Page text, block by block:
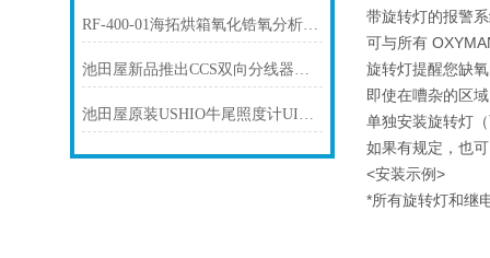
RF-400-01海拓烘箱氧化锆氧分析仪TORAY东丽
池田屋新品推出CCS双向分线器机器人电缆 FRCB-W-1
池田屋原装USHIO牛尾照度计UIT-250产品介绍技术参
带旋转灯的报警
可与所有
旋转灯提醒您缺
即使在嘈杂的区
单独安装旋转灯
如果有规定，也
<安装示例>
*所有旋转灯和继